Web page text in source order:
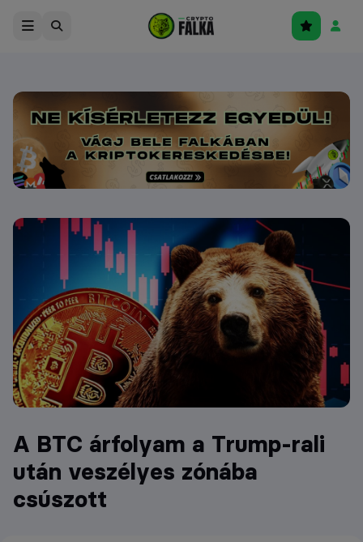
A BTC árfolyam a Trump-rali
után veszélyes zónába
csúszott